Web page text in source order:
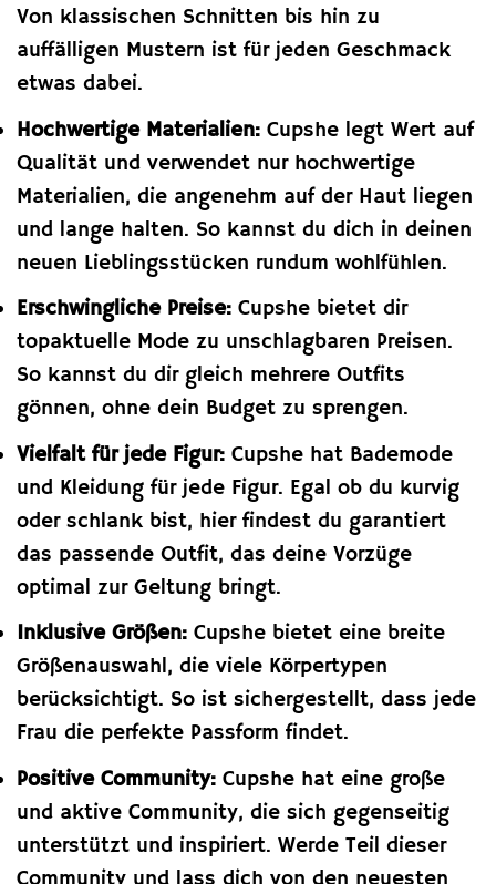
Von klassischen Schnitten bis hin zu
auffälligen Mustern ist für jeden Geschmack
etwas dabei.
Hochwertige Materialien: Cupshe legt Wert auf
Qualität und verwendet nur hochwertige
Materialien, die angenehm auf der Haut liegen
und lange halten. So kannst du dich in deinen
neuen Lieblingsstücken rundum wohlfühlen.
Erschwingliche Preise: Cupshe bietet dir
topaktuelle Mode zu unschlagbaren Preisen.
So kannst du dir gleich mehrere Outfits
gönnen, ohne dein Budget zu sprengen.
Vielfalt für jede Figur: Cupshe hat Bademode
und Kleidung für jede Figur. Egal ob du kurvig
oder schlank bist, hier findest du garantiert
das passende Outfit, das deine Vorzüge
optimal zur Geltung bringt.
Inklusive Größen: Cupshe bietet eine breite
Größenauswahl, die viele Körpertypen
berücksichtigt. So ist sichergestellt, dass jede
Frau die perfekte Passform findet.
Positive Community: Cupshe hat eine große
und aktive Community, die sich gegenseitig
unterstützt und inspiriert. Werde Teil dieser